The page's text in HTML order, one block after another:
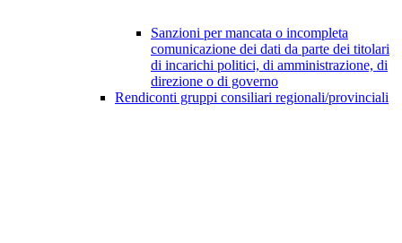
Sanzioni per mancata o incompleta
comunicazione dei dati da parte dei titolari
di incarichi politici, di amministrazione, di
direzione o di governo
Rendiconti gruppi consiliari regionali/provinciali